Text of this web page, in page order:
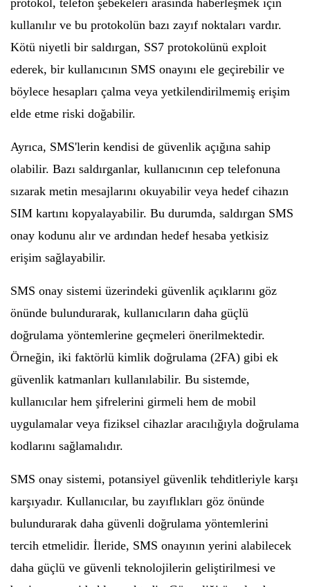
protokol, telefon şebekeleri arasında haberleşmek için
kullanılır ve bu protokolün bazı zayıf noktaları vardır.
Kötü niyetli bir saldırgan, SS7 protokolünü exploit
ederek, bir kullanıcının SMS onayını ele geçirebilir ve
böylece hesapları çalma veya yetkilendirilmemiş erişim
elde etme riski doğabilir.
Ayrıca, SMS'lerin kendisi de güvenlik açığına sahip
olabilir. Bazı saldırganlar, kullanıcının cep telefonuna
sızarak metin mesajlarını okuyabilir veya hedef cihazın
SIM kartını kopyalayabilir. Bu durumda, saldırgan SMS
onay kodunu alır ve ardından hedef hesaba yetkisiz
erişim sağlayabilir.
SMS onay sistemi üzerindeki güvenlik açıklarını göz
önünde bulundurarak, kullanıcıların daha güçlü
doğrulama yöntemlerine geçmeleri önerilmektedir.
Örneğin, iki faktörlü kimlik doğrulama (2FA) gibi ek
güvenlik katmanları kullanılabilir. Bu sistemde,
kullanıcılar hem şifrelerini girmeli hem de mobil
uygulamalar veya fiziksel cihazlar aracılığıyla doğrulama
kodlarını sağlamalıdır.
SMS onay sistemi, potansiyel güvenlik tehditleriyle karşı
karşıyadır. Kullanıcılar, bu zayıflıkları göz önünde
bulundurarak daha güvenli doğrulama yöntemlerini
tercih etmelidir. İleride, SMS onayının yerini alabilecek
daha güçlü ve güvenli teknolojilerin geliştirilmesi ve